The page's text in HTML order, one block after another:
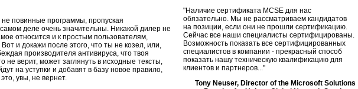
повинные программы, пропуская
деле очень значительны. Никакой дилер не
относится и к простым пользователям,
и докажи после этого, что ты не козел, или,
производителя антивируса, что твоя
не верит, может заглянуть в исходные тексты,
на уступки и добавят в базу новое правило,
увы, не вернет.
"Наличие сертификата MCSE для нас
обязательно. Мы не рассматриваем кандидатов
на позиции, если они не прошли сертификацию.
Сейчас все наши специалисты сертифицированы.
Возможность показать все сертифицированных
специалистов в компании - прекрасный способ
показать нашу техническую квалификацию для
клиентов и партнеров..."
Tony Neuser, Director of the Microsoft Solutions